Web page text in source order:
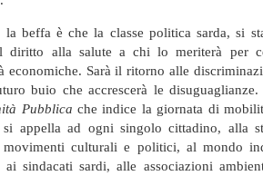
beffa è che la classe politica sarda, si
diritto alla salute a chi lo meriterà per
economiche. Sarà il ritorno alle
buio che accrescerà le disuguaglianze.
Pubblica che indice la giornata di
si appella ad ogni singolo cittadino, alla
culturali e politici, al mondo
ai sindacati sardi, alle associazioni